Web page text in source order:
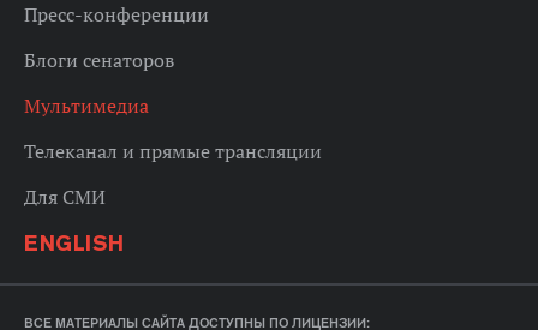
Пресс-конференции
Блоги сенаторов
Мультимедиа
Телеканал и прямые трансляции
Для СМИ
ENGLISH
ВСЕ МАТЕРИАЛЫ САЙТА ДОСТУПНЫ ПО ЛИЦЕНЗИИ: